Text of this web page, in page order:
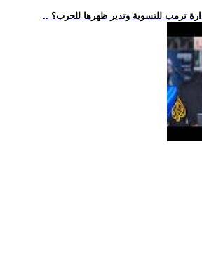
ترمب للتسوية وتدير ظهرها للحرب؟